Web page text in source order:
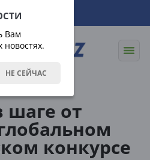
Вам
НЕ СЕЙЧАС
шаге от
конкурсе